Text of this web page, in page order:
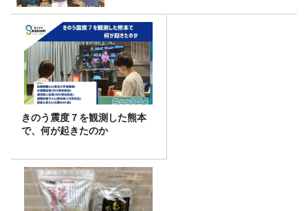
きのう震度７を観測した熊本
で、何が起きたのか